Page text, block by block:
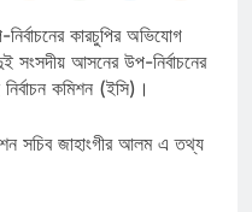
কারচুপির অভিযোগ
সংসদীয় আসনের উপ-নির্বাচনের
কমিশন (ইসি)।
সচিব জাহাংগীর আলম এ তথ্য